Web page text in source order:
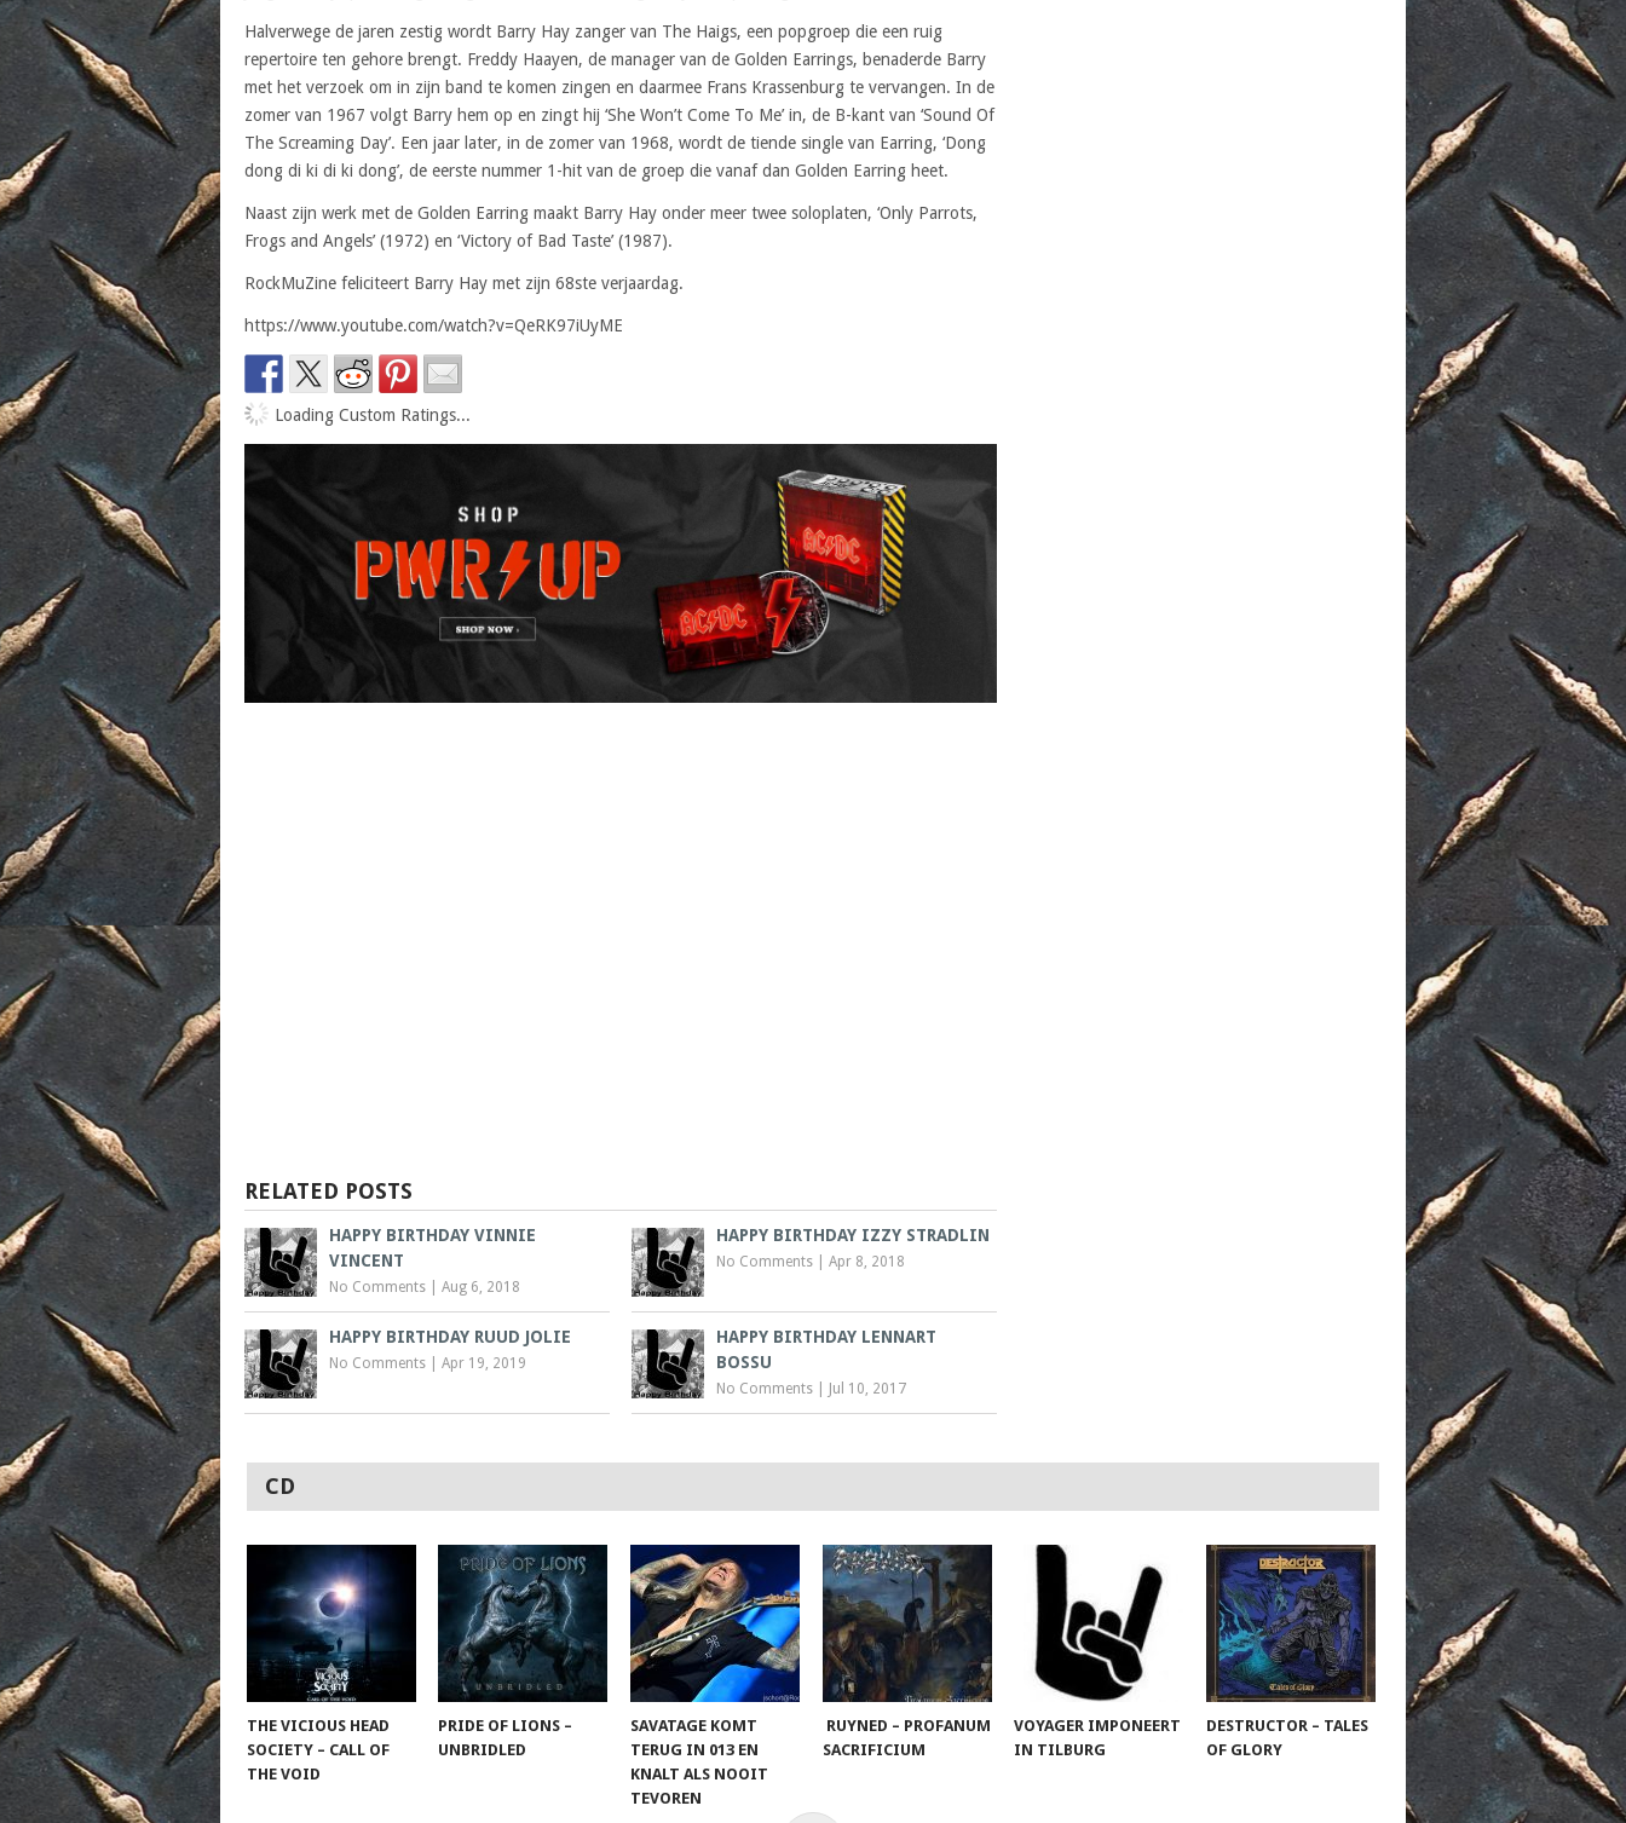
Halverwege de jaren zestig wordt Barry Hay zanger van The Haigs, een popgroep die een ruig
repertoire ten gehore brengt. Freddy Haayen, de manager van de Golden Earrings, benaderde Barry
met het verzoek om in zijn band te komen zingen en daarmee Frans Krassenburg te vervangen. In de
zomer van 1967 volgt Barry hem op en zingt hij ‘She Won’t Come To Me’ in, de B-kant van ‘Sound Of
The Screaming Day’. Een jaar later, in de zomer van 1968, wordt de tiende single van Earring, ‘Dong
dong di ki di ki dong’, de eerste nummer 1-hit van de groep die vanaf dan Golden Earring heet.
Naast zijn werk met de Golden Earring maakt Barry Hay onder meer twee soloplaten, ‘Only Parrots,
Frogs and Angels’ (1972) en ‘Victory of Bad Taste’ (1987).
RockMuZine feliciteert Barry Hay met zijn 68ste verjaardag.
https://www.youtube.com/watch?v=QeRK97iUyME
Loading Custom Ratings...
RELATED POSTS
HAPPY BIRTHDAY VINNIE
VINCENT
No Comments Aug 6, 2018
HAPPY BIRTHDAY IZZY STRADLIN
No Comments |Apr 8, 2018
HAPPY BIRTHDAY RUUD JOLIE
No Comments Apr 19, 2019
HAPPY BIRTHDAY LENNART
BOSSU
No Comments Jul 10, 2017
CD
THE VICIOUS HEAD
SOCIETY – CALL OF
THE VOID
PRIDE OF LIONS –
UNBRIDLED
SAVATAGE KOMT
TERUG IN 013 EN
KNALT ALS NOOIT
TEVOREN
RUYNED – PROFANUM
SACRIFICIUM
VOYAGER IMPONEERT
IN TILBURG
DESTRUCTOR – TALES
OF GLORY